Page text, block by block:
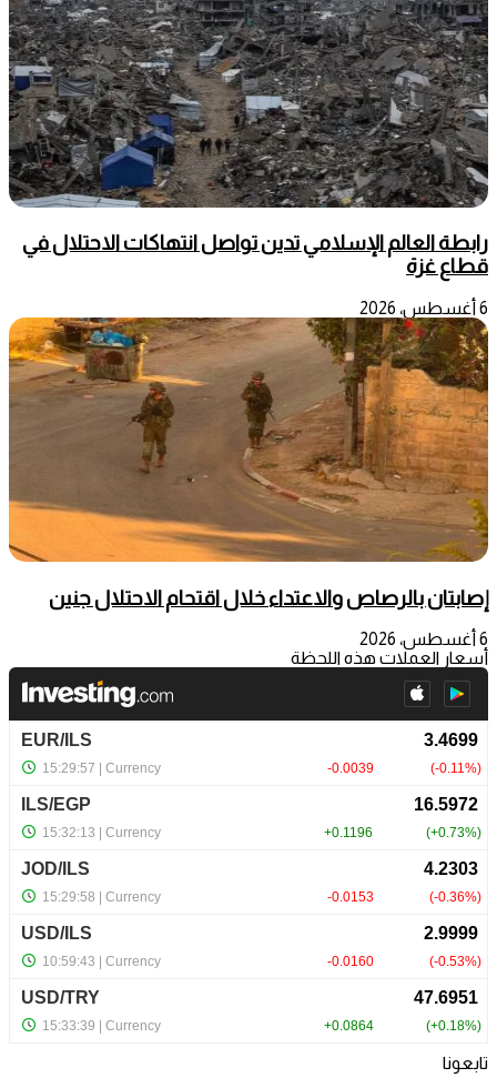
رابطة العالم الإسلامي تدين تواصل انتهاكات الاحتلال في
قطاع غزة
6 أغسطس، 2026
إصابتان بالرصاص والاعتداء خلال اقتحام الاحتلال جنين
6 أغسطس، 2026
أسعار العملات هذه اللحظة
تابعونا